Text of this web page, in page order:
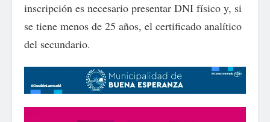
inscripción es necesario presentar DNI físico y, si
se tiene menos de 25 años, el certificado analítico
del secundario.